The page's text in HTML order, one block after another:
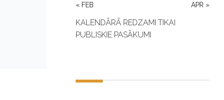
« FEB APR »
KALENDĀRĀ REDZAMI TIKAI
PUBLISKIE PASĀKUMI